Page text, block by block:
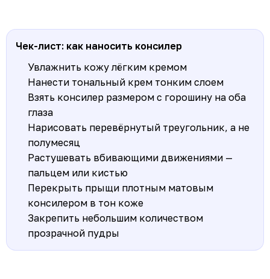
Чек-лист: как наносить консилер
Увлажнить кожу лёгким кремом
Нанести тональный крем тонким слоем
Взять консилер размером с горошину на оба
глаза
Нарисовать перевёрнутый треугольник, а не
полумесяц
Растушевать вбивающими движениями —
пальцем или кистью
Перекрыть прыщи плотным матовым
консилером в тон коже
Закрепить небольшим количеством
прозрачной пудры